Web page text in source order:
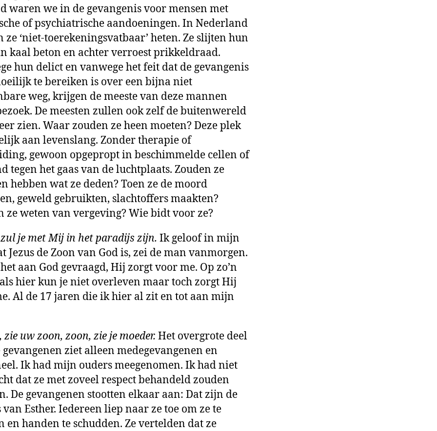
waren we in de gevangenis voor mensen met
of psychiatrische aandoeningen. In Nederland
ze ‘niet-toerekeningsvatbaar’ heten. Ze slijten hun
kaal beton en achter verroest prikkeldraad.
hun delict en vanwege het feit dat de gevangenis
te bereiken is over een bijna niet
weg, krijgen de meeste van deze mannen
De meesten zullen ook zelf de buitenwereld
zien. Waar zouden ze heen moeten? Deze plek
aan levenslang. Zonder therapie of
gewoon opgepropt in beschimmelde cellen of
tegen het gaas van de luchtplaats. Zouden ze
hebben wat ze deden? Toen ze de moord
geweld gebruikten, slachtoffers maakten?
ze weten van vergeving? Wie bidt voor ze?
je met Mij in het paradijs zijn. Ik geloof in mijn
Jezus de Zoon van God is, zei de man vanmorgen.
aan God gevraagd, Hij zorgt voor me. Op zo’n
hier kun je niet overleven maar toch zorgt Hij
Al de 17 jaren die ik hier al zit en tot aan mijn
uw zoon, zoon, zie je moeder. Het overgrote deel
ziet alleen medegevangenen en
Ik had mijn ouders meegenomen. Ik had niet
dat ze met zoveel respect behandeld zouden
De gevangenen stootten elkaar aan: Dat zijn de
van Esther. Iedereen liep naar ze toe om ze te
en handen te schudden. Ze vertelden dat ze